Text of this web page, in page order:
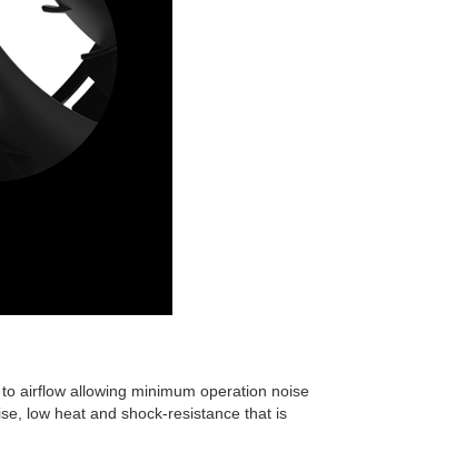
airflow allowing minimum operation noise
low heat and shock-resistance that is